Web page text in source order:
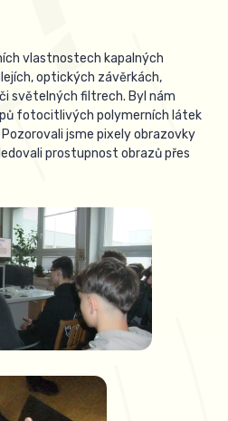
vlastnostech kapalných
optických závěrkách,
světelných filtrech. Byl nám
fotocitlivých polymerních látek
jsme pixely obrazovky
prostupnost obrazů přes